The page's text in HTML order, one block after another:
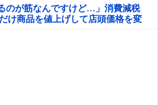
のが筋なんですけど…」消費減税
け商品を値上げして店頭価格を変